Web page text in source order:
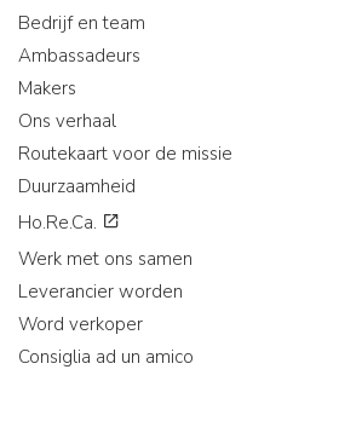
Bedrijf en team
Ambassadeurs
Makers
Ons verhaal
Routekaart voor de missie
Duurzaamheid
Ho.Re.Ca.
Werk met ons samen
Leverancier worden
Word verkoper
Consiglia ad un amico